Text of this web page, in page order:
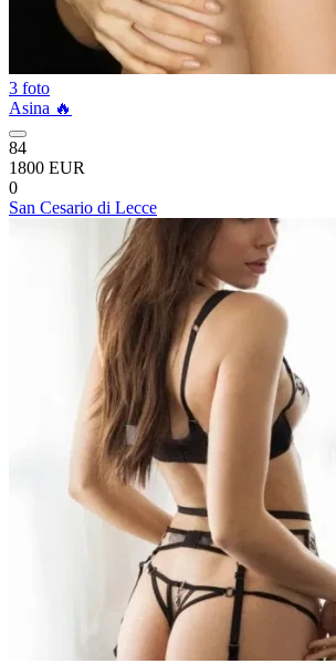
3 foto
Asina 🔥
84
1800 EUR
0
San Cesario di Lecce